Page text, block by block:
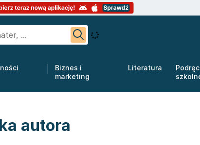
Biznes i
marketing
Literatura
autora